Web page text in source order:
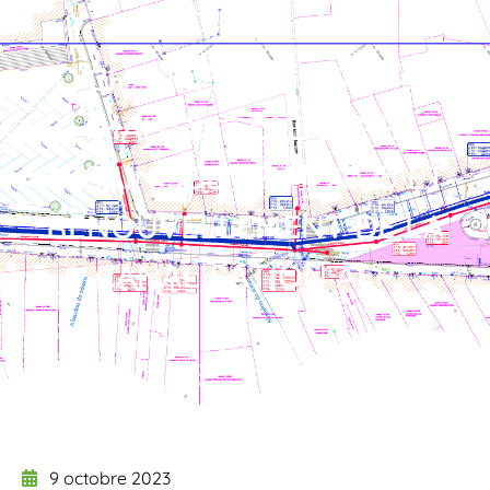
CHAUFFAILLES (71) –
MAITRISE D’ŒUVRE
ASSAINISSEMENT 2023 ET
RENOUVELLEMENT DE LA
CANALISATION AEP
9 octobre 2023